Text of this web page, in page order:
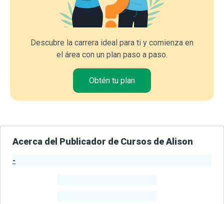
Descubre la carrera ideal para ti y comienza en
el área con un plan paso a paso.
Obtén tu plan
Acerca del Publicador de Cursos de Alison
-